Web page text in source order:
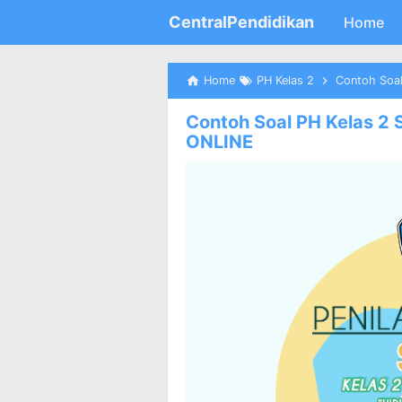
CentralPendidikan Home
Home PH Kelas 2 Contoh
Contoh Soal PH Kelas 2
ONLINE